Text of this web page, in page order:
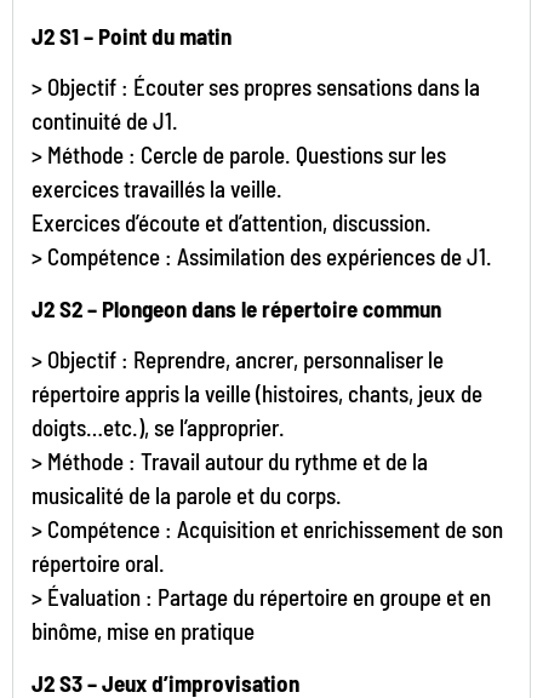
J2 S1 – Point du matin
> Objectif : Écouter ses propres sensations dans la
continuité de J1.
> Méthode : Cercle de parole. Questions sur les
exercices travaillés la veille.
Exercices d’écoute et d’attention, discussion.
> Compétence : Assimilation des expériences de J1.
J2 S2 – Plongeon dans le répertoire commun
> Objectif : Reprendre, ancrer, personnaliser le
répertoire appris la veille (histoires, chants, jeux de
doigts…etc.), se l’approprier.
> Méthode : Travail autour du rythme et de la
musicalité de la parole et du corps.
> Compétence : Acquisition et enrichissement de son
répertoire oral.
> Évaluation : Partage du répertoire en groupe et en
binôme, mise en pratique
J2 S3 – Jeux d’improvisation